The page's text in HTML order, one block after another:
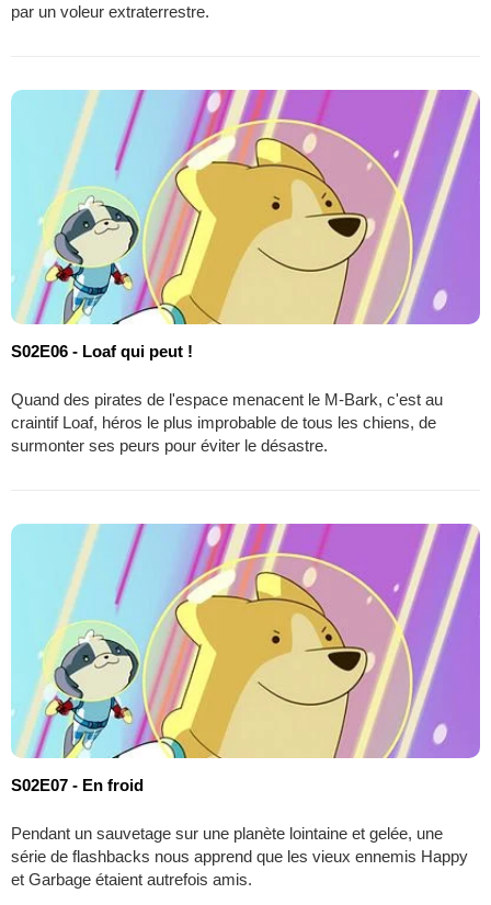
par un voleur extraterrestre.
S02E06 - Loaf qui peut !
Quand des pirates de l'espace menacent le M-Bark, c'est au
craintif Loaf, héros le plus improbable de tous les chiens, de
surmonter ses peurs pour éviter le désastre.
S02E07 - En froid
Pendant un sauvetage sur une planète lointaine et gelée, une
série de flashbacks nous apprend que les vieux ennemis Happy
et Garbage étaient autrefois amis.